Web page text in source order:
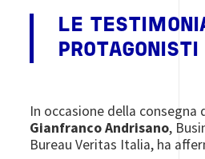
LE
PROTAGONISTI
In occasione della
Gianfranco Andrisano,
Bureau Veritas Italia, ha